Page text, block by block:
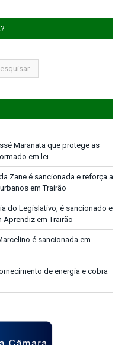
Maranata que protege as
em lei
Zane é sancionada e reforça a
em Trairão
do Legislativo, é sancionado e
Aprendiz em Trairão
é sancionada em
de energia e cobra